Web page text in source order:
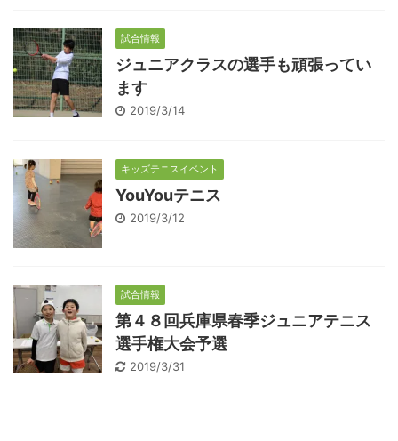
試合情報
ジュニアクラスの選手も頑張ってい
ます
2019/3/14
キッズテニスイベント
YouYouテニス
2019/3/12
試合情報
第４８回兵庫県春季ジュニアテニス
選手権大会予選
2019/3/31